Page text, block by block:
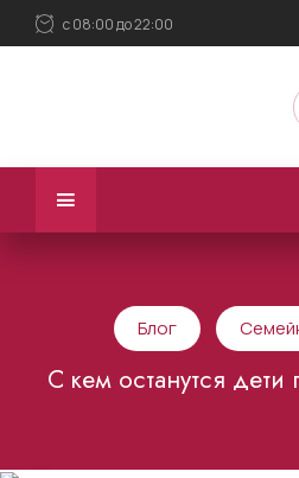
с 08:00 до 22:00
Блог
С кем останутся